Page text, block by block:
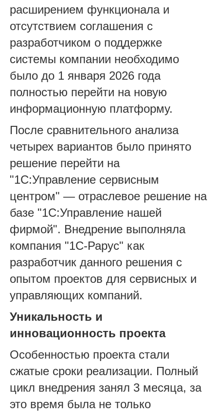
расширением функционала и
отсутствием соглашения с
разработчиком о поддержке
системы компании необходимо
было до 1 января 2026 года
полностью перейти на новую
информационную платформу.
После сравнительного анализа
четырех вариантов было принято
решение перейти на
"1С:Управление сервисным
центром" — отраслевое решение на
базе "1С:Управление нашей
фирмой". Внедрение выполняла
компания "1С‑Рарус" как
разработчик данного решения с
опытом проектов для сервисных и
управляющих компаний.
Уникальность и
инновационность проекта
Особенностью проекта стали
сжатые сроки реализации. Полный
цикл внедрения занял 3 месяца, за
это время была не только